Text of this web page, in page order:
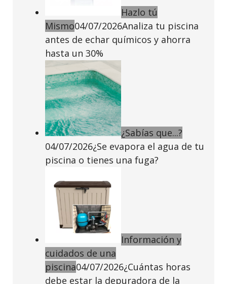
Hazlo tú
Mismo04/07/2026Analiza tu piscina
antes de echar químicos y ahorra
hasta un 30%
¿Sabías que...?
04/07/2026¿Se evapora el agua de tu
piscina o tienes una fuga?
Información y
cuidados de una
piscina04/07/2026¿Cuántas horas
debe estar la depuradora de la